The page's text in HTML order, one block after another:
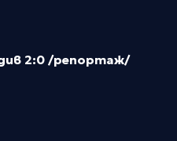
2:0 /репортаж/